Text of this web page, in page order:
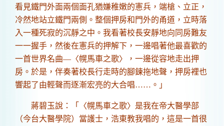
看見鐵門外面兩個面孔猶嫌稚嫩的憲兵，端槍、立正，
冷然地站立鐵門兩側。整個押房和門外的甬道，立時落
入一種死寂的沉靜之中。我看著校長安靜地向同房難友
一一握手，然後在憲兵的押解下，一邊唱著他最喜歡的
一首世界名曲—〈幌馬車之歌〉，一邊從容地走出押
房。於是，伴奏著校長行走時的腳鍊拖地聲，押房裡也
響起了由輕聲而逐漸宏亮的大合唱……。」
蔣碧玉說：「〈幌馬車之歌〉是我在帝大醫學部
（今台大醫學院）當護士，浩東教我唱的，這是一首很